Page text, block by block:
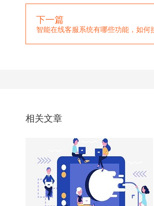
下一篇
相关文章